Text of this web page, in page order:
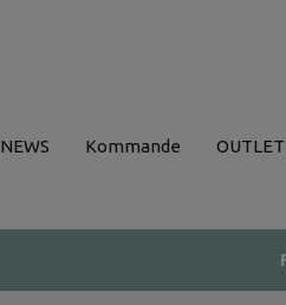
NEWS Kommande OUTLET